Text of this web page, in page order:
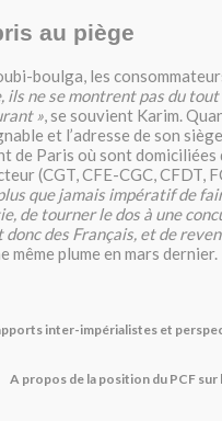
au piège
boulga, les
ne se montrent pas du tout
», se souvient Karim.
et l’adresse de son
de Paris où sont domiciliées
(CGT, CFE-CGC, CFDT,
que jamais impératif de
de tourner le dos à une
des Français, et de
même plume en mars dernier.
inter-impérialistes et
A propos de la position du PCF